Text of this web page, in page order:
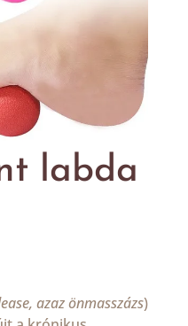
labda
azaz önmasszázs)